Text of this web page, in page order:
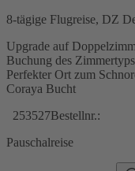
8-tägige Flugreise, DZ
Upgrade auf
Buchung des
Perfekter Ort zum
Coraya Bucht
253527Bestellnr.:
Pauschalreise